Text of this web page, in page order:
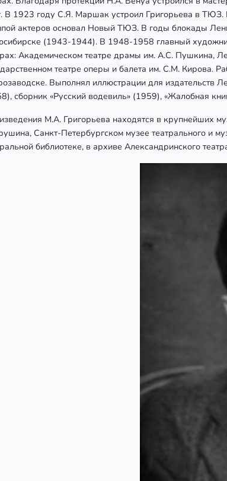
В 1923 году С.Я. Маршак устроил Григорьева в
актеров основал Новый ТЮЗ. В годы блокады
(1943-1944). В 1948-1958 главный
Академическом театре драмы им. А.С. Пушкина,
театре оперы и балета им. С.М. Кирова.
Выполнял иллюстрации для
сборник «Русский водевиль» (1959), «Жалобная
М.А. Григорьева находятся в крупнейших
Санкт-Петербургском музее театрального и
библиотеке, в архиве Александринского